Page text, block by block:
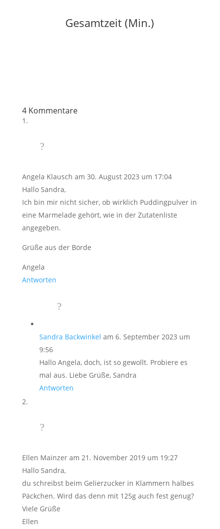
Gesamtzeit (Min.)
4 Kommentare
Angela Klausch am 30. August 2023 um 17:04
Hallo Sandra,
Ich bin mir nicht sicher, ob wirklich Puddingpulver in
eine Marmelade gehört, wie in der Zutatenliste
angegeben.
Grüße aus der Börde
Angela
Antworten
Sandra Backwinkel am 6. September 2023 um
9:56
Hallo Angela, doch, ist so gewollt. Probiere es
mal aus. Liebe Grüße, Sandra
Antworten
Ellen Mainzer am 21. November 2019 um 19:27
Hallo Sandra,
du schreibst beim Gelierzucker in Klammern halbes
Päckchen. Wird das denn mit 125g auch fest genug?
Viele Grüße
Ellen